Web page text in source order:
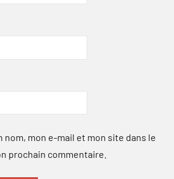
nom, mon e-mail et mon site dans le
prochain commentaire.